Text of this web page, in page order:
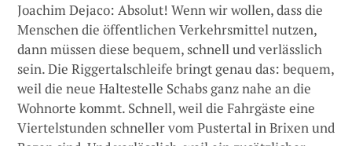
Joachim Dejaco: Absolut! Wenn wir wollen, dass die
Menschen die öffentlichen Verkehrsmittel nutzen,
dann müssen diese bequem, schnell und verlässlich
sein. Die Riggertalschleife bringt genau das: bequem,
weil die neue Haltestelle Schabs ganz nahe an die
Wohnorte kommt. Schnell, weil die Fahrgäste eine
Viertelstunden schneller vom Pustertal in Brixen und